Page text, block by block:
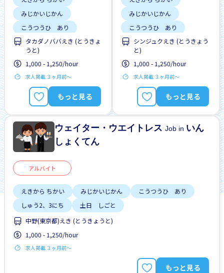
みじかいじかん
こうつうひ あり
しゅう2、3にち
土日 しごと
タカダノババえき (とうきょ
うと)
1,000 - 1,250/hour
求人掲載 ３ヶ月前〜
もっと見る
みじかいじかん
こうつうひ あり
しゅう2、3にち
土日 しごと
シンジュクえき (とうきょう
と)
1,000 - 1,250/hour
求人掲載 ３ヶ月前〜
もっと見る
ウェイター・ウエイトレスJob in いん
しょくてん
アルバイト
えきから ちかい みじかいじかん
こうつうひ あり
しゅう2、3にち
土日 しごと
中野(東京都)えき (とうきょうと)
1,000 - 1,250/hour
求人掲載 ３ヶ月前〜
もっと見る